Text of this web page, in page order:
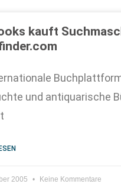
kauft
und antiquarische
2005 Keine Kommentare